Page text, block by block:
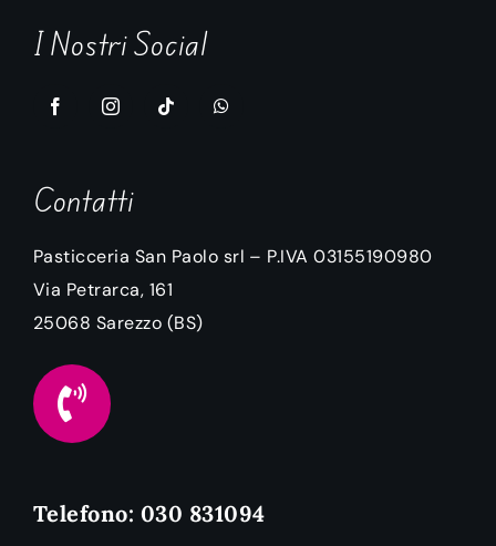
I Nostri Social
Contatti
Pasticceria San Paolo srl – P.IVA 03155190980
Via Petrarca, 161
25068 Sarezzo (BS)
Telefono: 030 831094